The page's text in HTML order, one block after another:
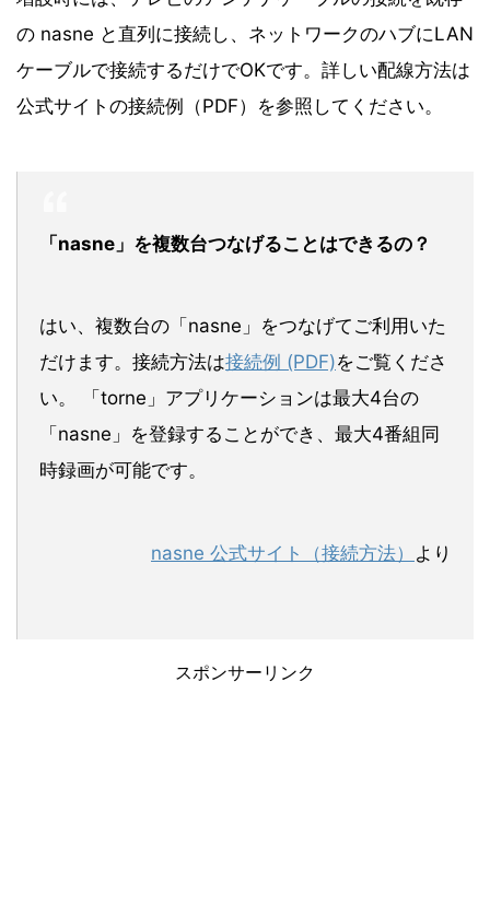
の nasne と直列に接続し、ネットワークのハブにLAN
ケーブルで接続するだけでOKです。詳しい配線方法は
公式サイトの接続例（PDF）を参照してください。
「nasne」を複数台つなげることはできるの？
はい、複数台の「nasne」をつなげてご利用いた
だけます。接続方法は接続例 (PDF)をご覧くださ
い。 「torne」アプリケーションは最大4台の
「nasne」を登録することができ、最大4番組同
時録画が可能です。
nasne 公式サイト（接続方法） より
スポンサーリンク